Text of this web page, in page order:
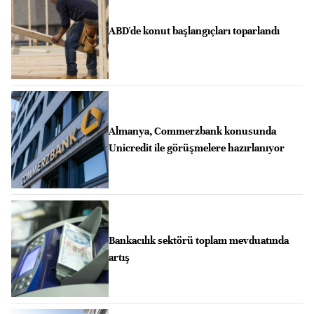
ABD'de konut başlangıçları toparlandı
Almanya, Commerzbank konusunda
Unicredit ile görüşmelere hazırlanıyor
Bankacılık sektörü toplam mevduatında
artış